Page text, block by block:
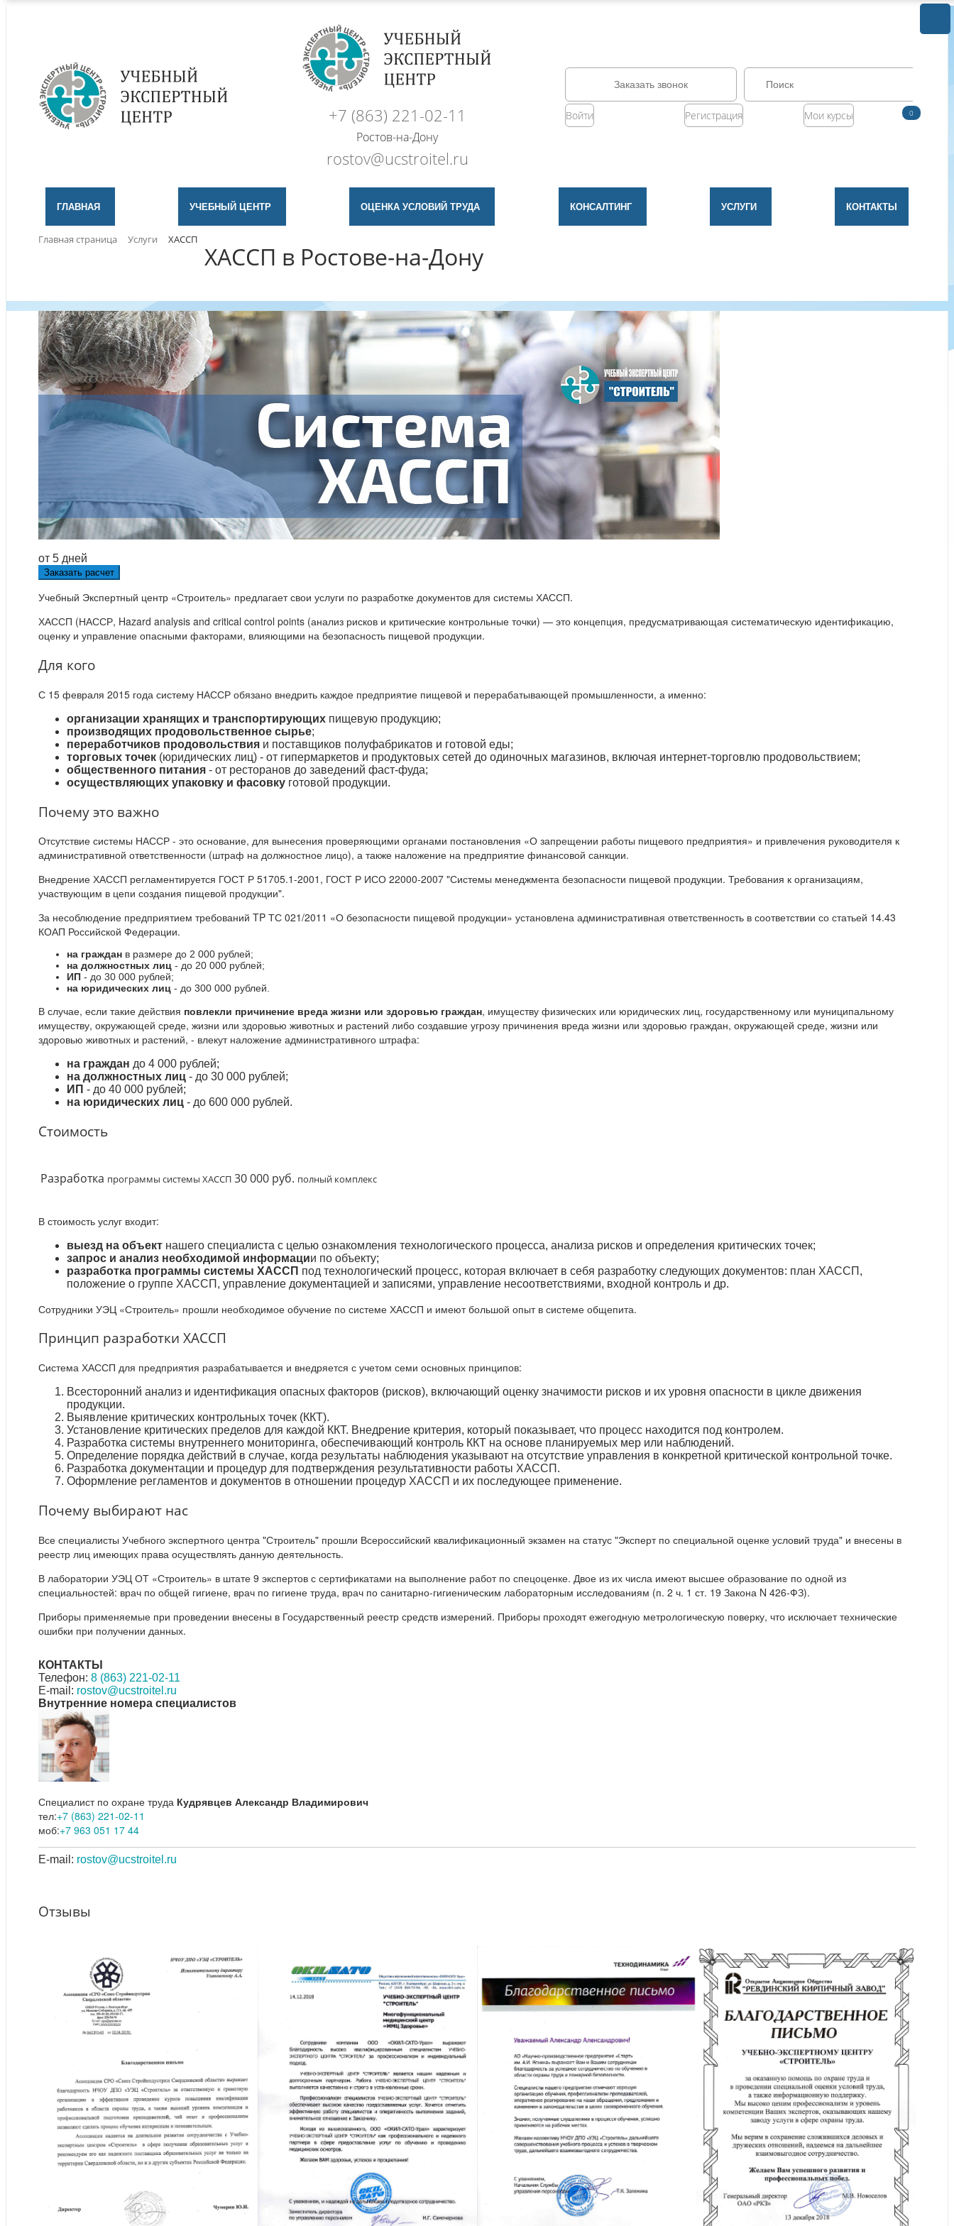
+7 (863) 221-02-11
Ростов-на-Дону
rostov@ucstroitel.ru
Заказать звонок
Войти Регистрация Мои курсы 0
ГЛАВНАЯ УЧЕБНЫЙ ЦЕНТР ОЦЕНКА УСЛОВИЙ ТРУДА КОНСАЛТИНГ УСЛУГИ КОНТАКТЫ
Главная страница Услуги ХАССП
ХАССП в Ростове-на-Дону
от 5 дней
Заказать расчет
Учебный Экспертный центр «Строитель» предлагает свои услуги по разработке документов для системы ХАССП.
ХАССП (НАССР, Hazard analysis and critical control points (анализ рисков и критические контрольные точки) — это концепция, предусматривающая систематическую идентификацию,
оценку и управление опасными факторами, влияющими на безопасность пищевой продукции.
Для кого
С 15 февраля 2015 года систему НАССР обязано внедрить каждое предприятие пищевой и перерабатывающей промышленности, а именно:
организации хранящих и транспортирующих пищевую продукцию;
производящих продовольственное сырье;
переработчиков продовольствия и поставщиков полуфабрикатов и готовой еды;
торговых точек (юридических лиц) - от гипермаркетов и продуктовых сетей до одиночных магазинов, включая интернет-торговлю продовольствием;
общественного питания - от ресторанов до заведений фаст-фуда;
осуществляющих упаковку и фасовку готовой продукции.
Почему это важно
Отсутствие системы НАССР - это основание, для вынесения проверяющими органами постановления «О запрещении работы пищевого предприятия» и привлечения руководителя к
административной ответственности (штраф на должностное лицо), а также наложение на предприятие финансовой санкции.
Внедрение ХАССП регламентируется ГОСТ Р 51705.1-2001, ГОСТ Р ИСО 22000-2007 "Системы менеджмента безопасности пищевой продукции. Требования к организациям,
участвующим в цепи создания пищевой продукции".
За несоблюдение предприятием требований TP ТС 021/2011 «О безопасности пищевой продукции» установлена административная ответственность в соответствии со статьей 14.43
КОАП Российской Федерации.
на граждан в размере до 2 000 рублей;
на должностных лиц - до 20 000 рублей;
ИП - до 30 000 рублей;
на юридических лиц - до 300 000 рублей.
В случае, если такие действия повлекли причинение вреда жизни или здоровью граждан, имуществу физических или юридических лиц, государственному или муниципальному
имуществу, окружающей среде, жизни или здоровью животных и растений либо создавшие угрозу причинения вреда жизни или здоровью граждан, окружающей среде, жизни или
здоровью животных и растений, - влекут наложение административного штрафа:
на граждан до 4 000 рублей;
на должностных лиц - до 30 000 рублей;
ИП - до 40 000 рублей;
на юридических лиц - до 600 000 рублей.
Стоимость
Разработка программы системы ХАССП 30 000 руб. полный комплекс
В стоимость услуг входит:
выезд на объект нашего специалиста с целью ознакомления технологического процесса, анализа рисков и определения критических точек;
запрос и анализ необходимой информации по объекту;
разработка программы системы ХАССП под технологический процесс, которая включает в себя разработку следующих документов: план ХАССП,
положение о группе ХАССП, управление документацией и записями, управление несоответствиями, входной контроль и др.
Сотрудники УЭЦ «Строитель» прошли необходимое обучение по системе ХАССП и имеют большой опыт в системе общепита.
Принцип разработки ХАССП
Система ХАССП для предприятия разрабатывается и внедряется с учетом семи основных принципов:
Всесторонний анализ и идентификация опасных факторов (рисков), включающий оценку значимости рисков и их уровня опасности в цикле движения
продукции.
Выявление критических контрольных точек (ККТ).
Установление критических пределов для каждой ККТ. Внедрение критерия, который показывает, что процесс находится под контролем.
Разработка системы внутреннего мониторинга, обеспечивающий контроль ККТ на основе планируемых мер или наблюдений.
Определение порядка действий в случае, когда результаты наблюдения указывают на отсутствие управления в конкретной критической контрольной точке.
Разработка документации и процедур для подтверждения результативности работы ХАССП.
Оформление регламентов и документов в отношении процедур ХАССП и их последующее применение.
Почему выбирают нас
Все специалисты Учебного экспертного центра "Строитель" прошли Всероссийский квалификационный экзамен на статус "Эксперт по специальной оценке условий труда" и внесены в
реестр лиц имеющих права осуществлять данную деятельность.
В лаборатории УЭЦ ОТ «Строитель» в штате 9 экспертов с сертификатами на выполнение работ по спецоценке. Двое из их числа имеют высшее образование по одной из
специальностей: врач по общей гигиене, врач по гигиене труда, врач по санитарно-гигиеническим лабораторным исследованиям (п. 2 ч. 1 ст. 19 Закона N 426-ФЗ).
Приборы применяемые при проведении внесены в Государственный реестр средств измерений. Приборы проходят ежегодную метрологическую поверку, что исключает технические
ошибки при получении данных.
КОНТАКТЫ
Телефон: 8 (863) 221-02-11
E-mail: rostov@ucstroitel.ru
Внутренние номера специалистов
Специалист по охране труда Кудрявцев Александр Владимирович
тел:+7 (863) 221-02-11
моб:+7 963 051 17 44
E-mail: rostov@ucstroitel.ru
Отзывы